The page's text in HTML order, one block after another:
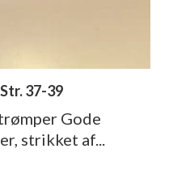
37-39
Gode
strikket af...